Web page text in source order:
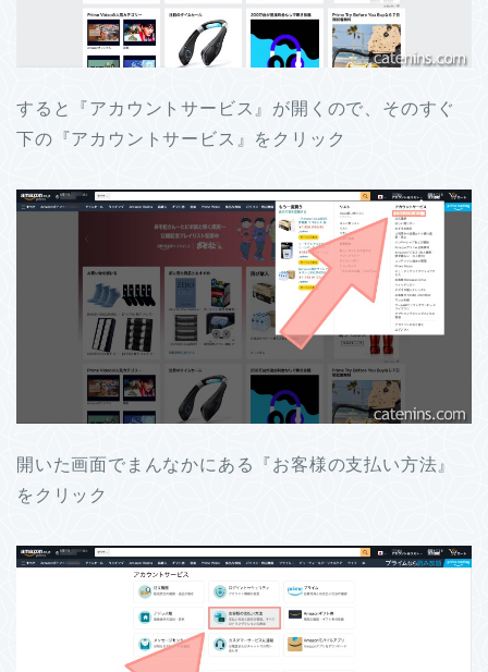
すると『アカウントサービス』が開くので、そのすぐ
下の『アカウントサービス』をクリック
開いた画面でまんなかにある『お客様の支払い方法』
をクリック